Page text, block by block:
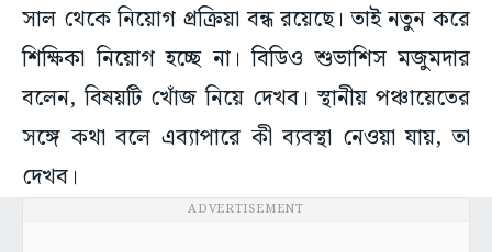
সাল থেকে নিয়োগ প্রক্রিয়া বন্ধ রয়েছে। তাই নতুন করে
শিক্ষিকা নিয়োগ হচ্ছে না। বিডিও শুভাশিস মজুমদার
বলেন, বিষয়টি খোঁজ নিয়ে দেখব। স্থানীয় পঞ্চায়েতের
সঙ্গে কথা বলে এব্যাপারে কী ব্যবস্থা নেওয়া যায়, তা
দেখব।
ADVERTISEMENT